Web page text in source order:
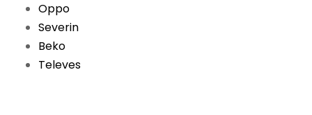
Oppo
Severin
Beko
Televes